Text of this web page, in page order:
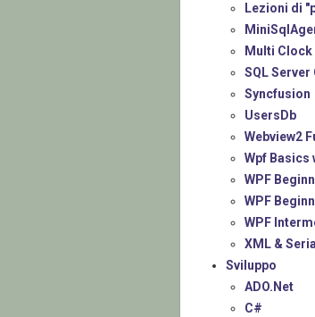
Lezioni di
Multi Clock
SQL
Syncfusion
UsersDb
Webview2
Wpf Basics
WPF
WPF
WPF
XML &
Sviluppo
ADO.Net
C#